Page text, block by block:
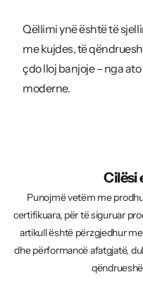
Qëllimi ynë është të
me kujdes, të
çdo lloj banjoje – nga
moderne.
Cilësi
Punojmë vetëm me
certifikuara, për të siguruar
artikull është përzgjedhur
dhe përformancë afatgjatë,